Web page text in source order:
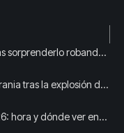
sorprenderlo robando
tras la explosión de
hora y dónde ver en